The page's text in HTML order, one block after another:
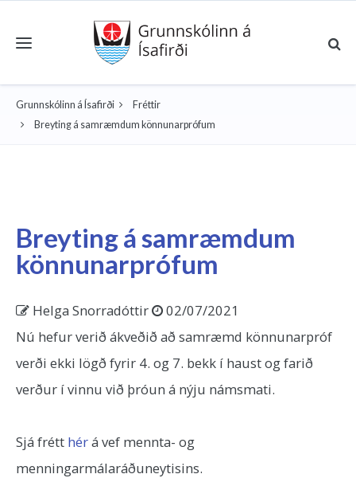
Toggle navigation
Grunnskólinn á Ísafirði
Fréttir
Breyting á samræmdum könnunarprófum
Breyting á samræmdum
könnunarprófum
Helga Snorradóttir
02/07/2021
Nú hefur verið ákveðið að samræmd könnunarpróf
verði ekki lögð fyrir 4. og 7. bekk í haust og farið
verður í vinnu við þróun á nýju námsmati.
Sjá frétt hérá vef mennta- og
menningarmálaráðuneytisins.